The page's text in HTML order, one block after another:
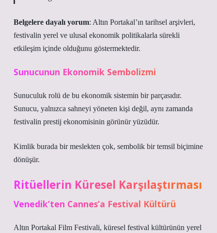
Belgelere dayalı yorum: Altın Portakal’ın tarihsel arşivleri,
festivalin yerel ve ulusal ekonomik politikalarla sürekli
etkileşim içinde olduğunu göstermektedir.
Sunucunun Ekonomik Sembolizmi
Sunuculuk rolü de bu ekonomik sistemin bir parçasıdır.
Sunucu, yalnızca sahneyi yöneten kişi değil, aynı zamanda
festivalin prestij ekonomisinin görünür yüzüdür.
Kimlik burada bir meslekten çok, sembolik bir temsil biçimine
dönüşür.
Ritüellerin Küresel Karşılaştırması
Venedik’ten Cannes’a Festival Kültürü
Altın Portakal Film Festivali, küresel festival kültürünün yerel